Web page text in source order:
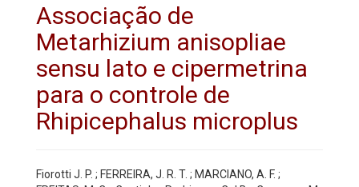
Associação de
Metarhizium anisopliae
sensu lato e cipermetrina
para o controle de
Rhipicephalus microplus
Fiorotti J. P. ; FERREIRA, J. R. T. ; MARCIANO, A. F. ;